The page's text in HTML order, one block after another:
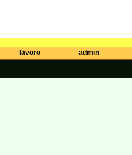
lavoro admin